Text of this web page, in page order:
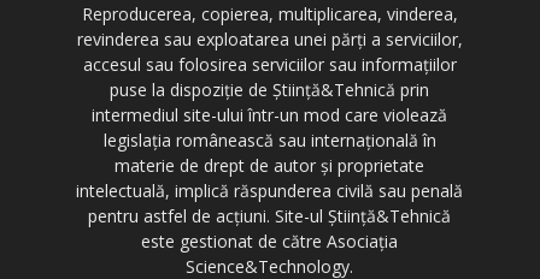
Reproducerea, copierea, multiplicarea, vinderea,
revinderea sau exploatarea unei părți a serviciilor,
accesul sau folosirea serviciilor sau informațiilor
puse la dispoziție de Știință&Tehnică prin
intermediul site-ului într-un mod care violează
legislația românească sau internațională în
materie de drept de autor și proprietate
intelectuală, implică răspunderea civilă sau penală
pentru astfel de acțiuni. Site-ul Știință&Tehnică
este gestionat de către Asociația
Science&Technology.